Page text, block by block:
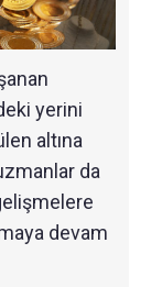
yerini
altına
da
devam